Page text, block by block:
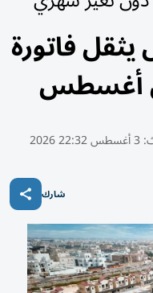
يثقل فاتورة
أغسطس
3 أغسطس 22:32 2026
شارك